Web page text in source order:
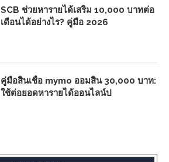
SCB ช่วยหารายได้เสริม 10,000 บาทต่อ
เดือนได้อย่างไร? คู่มือ 2026
คู่มือสินเชื่อ mymo ออมสิน 30,000 บาท:
ใช้ต่อยอดหารายได้ออนไลน์ป